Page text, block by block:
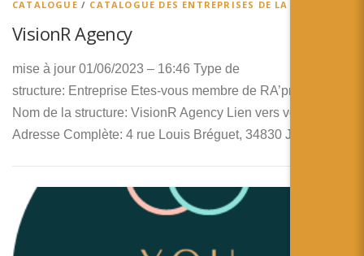
CATALOGUE / CATALOGUE DES ENTREPRISES DE LA RA
VisionR Agency
mise à jour 01/06/2023 – 16:46 Type de
structure: Entreprise Etes-vous membre de RA’pro ?: Non
Nom de la structure: VisionR Agency Lien vers votre logo:
Adresse Complète: 4 rue Louis Bréguet, 34830 JACOU …